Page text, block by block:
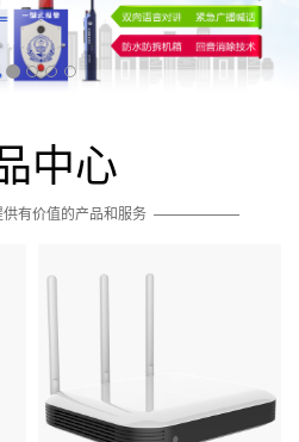
中心
有价值的产品和服务 ——————